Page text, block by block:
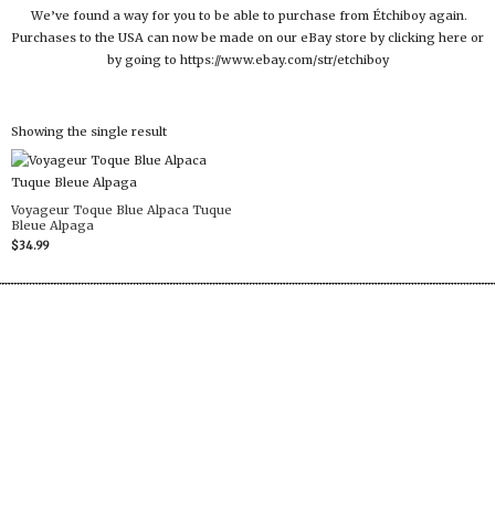
We’ve found a way for you to be able to purchase from Étchiboy again.
Purchases to the USA can now be made on our eBay store by clicking here or
by going to https://www.ebay.com/str/etchiboy
Showing the single result
Voyageur Toque Blue Alpaca Tuque
Bleue Alpaga
$34.99